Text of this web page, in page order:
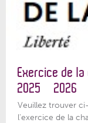
Exercice de
2025 – 2026
Veuillez trouver
l'exercice de la